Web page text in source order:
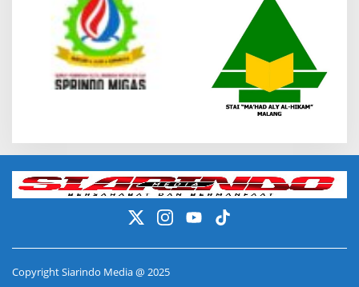
Copyright Siarindo Media @ 2025